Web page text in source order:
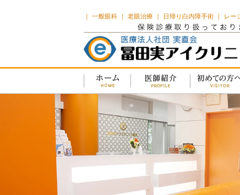
｜ 一般眼科 ｜ 老眼治療 ｜ 日帰り白内障手術 ｜ レー